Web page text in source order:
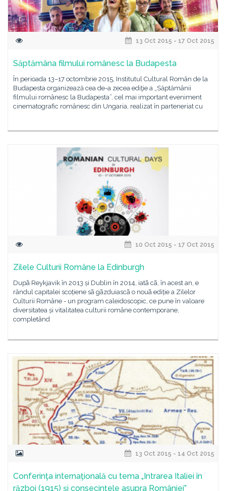
13 Oct 2015 - 17 Oct 2015
Săptămâna filmului românesc la Budapesta
În perioada 13–17 octombrie 2015, Institutul Cultural Român de la
Budapesta organizează cea de-a zecea ediţie a „Săptămânii
filmului românesc la Budapesta”, cel mai important eveniment
cinematografic românesc din Ungaria, realizat în parteneriat cu
10 Oct 2015 - 17 Oct 2015
Zilele Culturii Române la Edinburgh
Dupã Reykjavik în 2013 și Dublin în 2014, iatã cã, în acest an, e
rândul capitalei scoțiene sã gãzduiascã o nouã ediție a Zilelor
Culturii Române - un program caleidoscopic, ce pune în valoare
diversitatea și vitalitatea culturii române contemporane,
completând
13 Oct 2015 - 14 Oct 2015
Conferinţa internaţională cu tema „Intrarea Italiei în
război (1915) şi consecinţele asupra României”